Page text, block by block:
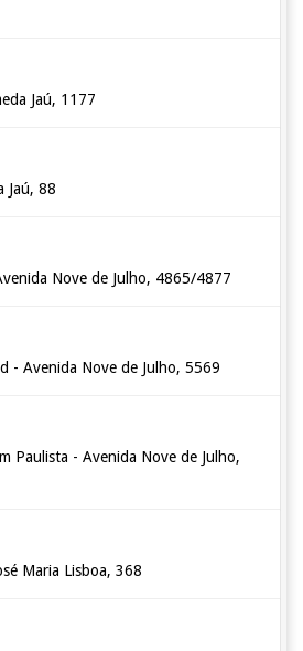
Jaú, 1177
Jaú, 88
Nove de Julho, 4865/4877
- Avenida Nove de Julho, 5569
Paulista - Avenida Nove de Julho,
Maria Lisboa, 368